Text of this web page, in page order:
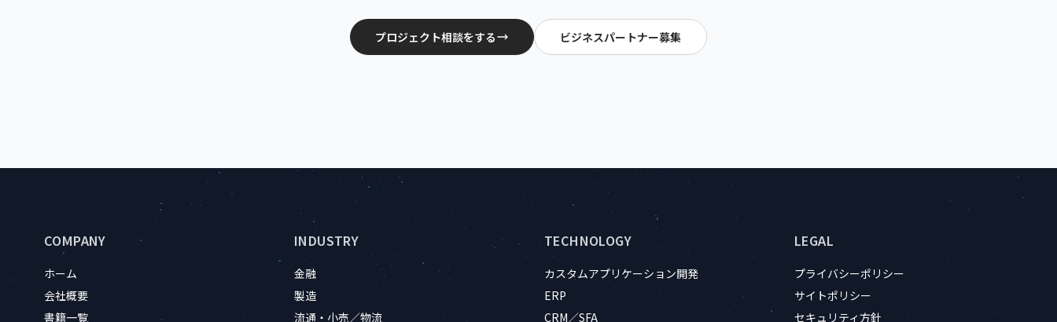
プロジェクト相談をする ビジネスパートナー募集
サイトのフッター情報
COMPANY
ホーム
会社概要
書籍一覧
INDUSTRY
金融
製造
流通・小売／物流
TECHNOLOGY
カスタムアプリケーション開発
ERP
CRM／SFA
LEGAL
プライバシーポリシー
サイトポリシー
セキュリティ方針